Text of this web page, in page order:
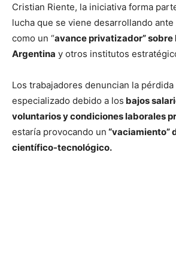
Cristian Riente, la iniciativa forma
lucha que se viene desarrollando
como un “avance privatizador”
Argentina y otros institutos
Los trabajadores denuncian la
especializado debido a los bajos
voluntarios y condiciones laborales
estaría provocando un “vaciamiento”
científico-tecnológico.